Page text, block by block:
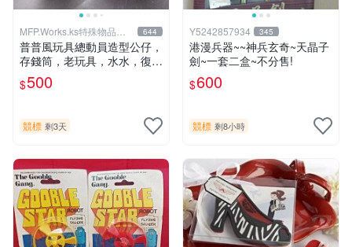
MFP.Works.ks特殊物品販
賣部
644
普普風玩具總動員造型公仔，
存錢筒，老玩具，水水，復古
懷舊.大同寶寶.開店擺飾.可口
可樂.日系古著.偉士牌.vintag
$500
競標 剩3天
Y5242857934 345
港漫兵器~~神兵玄奇~天晶子
劍~一套二盒~不分售!
$600
競標 剩8小時